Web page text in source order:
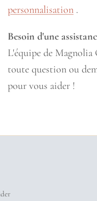
personnalisation .
Besoin d'une
L'équipe de Magnolia
toute question ou
pour vous aider !